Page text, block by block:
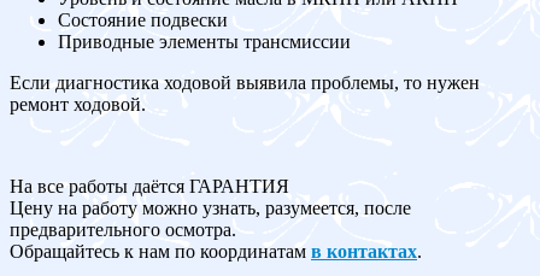
Состояние подвески
Приводные элементы трансмиссии
Если диагностика ходовой выявила проблемы, то нужен
ремонт ходовой.
На все работы даётся ГАРАНТИЯ
Цену на работу можно узнать, разумеется, после
предварительного осмотра.
Обращайтесь к нам по координатам в контактах.